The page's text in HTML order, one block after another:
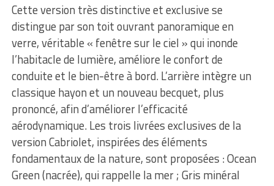
Cette version très distinctive et exclusive se
distingue par son toit ouvrant panoramique en
verre, véritable « fenêtre sur le ciel » qui inonde
l’habitacle de lumière, améliore le confort de
conduite et le bien-être à bord. L’arrière intègre un
classique hayon et un nouveau becquet, plus
prononcé, afin d’améliorer l’efficacité
aérodynamique. Les trois livrées exclusives de la
version Cabriolet, inspirées des éléments
fondamentaux de la nature, sont proposées : Ocean
Green (nacrée), qui rappelle la mer ; Gris minéral